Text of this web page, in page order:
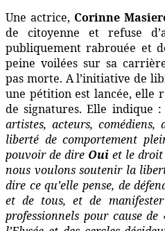
Une actrice, Corinne
de citoyenne et refuse
publiquement rabrouée et
peine voilées sur sa
pas morte. A l’initiative de
une pétition est lancée, elle
de signatures. Elle
artistes, acteurs,
liberté de comportement
pouvoir de dire Ouiet le
nous voulons soutenir la
dire ce qu’elle pense, de
et de tous, et de
professionnels pour cause de